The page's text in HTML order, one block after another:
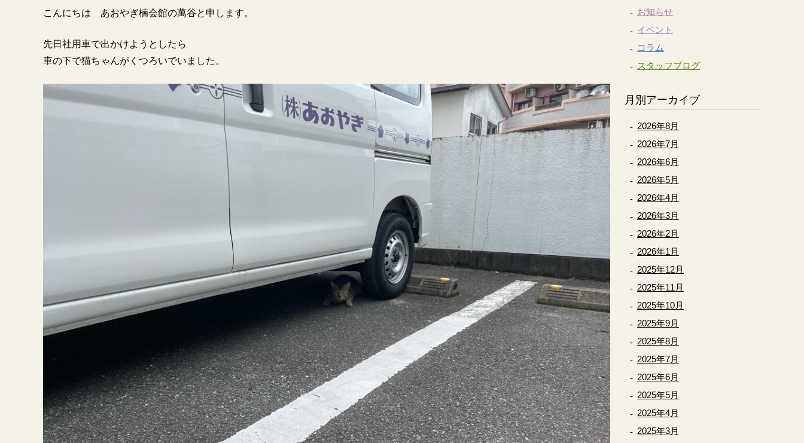
こんにちは あおやぎ楠会館の萬谷と申します。
先日社用車で出かけようとしたら
車の下で猫ちゃんがくつろいでいました。
お知らせ
イベント
コラム
スタッフブログ
月別アーカイブ
2026年8月
2026年7月
2026年6月
2026年5月
2026年4月
2026年3月
2026年2月
2026年1月
2025年12月
2025年11月
2025年10月
2025年9月
2025年8月
2025年7月
2025年6月
2025年5月
2025年4月
2025年3月